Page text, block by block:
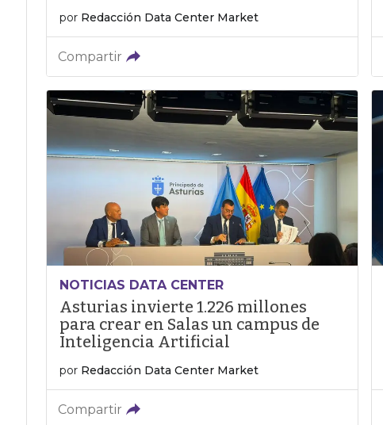
por Redacción Data Center Market
Compartir
NOTICIAS DATA CENTER
Asturias invierte 1.226 millones
para crear en Salas un campus de
Inteligencia Artificial
por Redacción Data Center Market
Compartir